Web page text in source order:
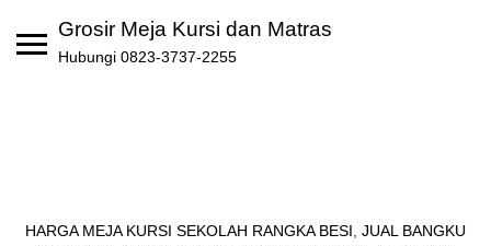
Grosir Meja Kursi dan Matras
Hubungi 0823-3737-2255
HARGA MEJA KURSI SEKOLAH RANGKA BESI JUAL BANGKU